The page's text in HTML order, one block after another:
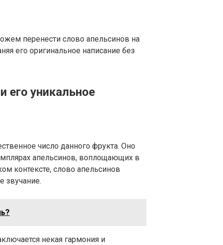
перенести слово апельсинов на
его оригинальное написание без
его уникальное
число данного фрукта. Оно
апельсинов, воплощающих в
контексте, слово апельсинов
звучание.
некая гармония и